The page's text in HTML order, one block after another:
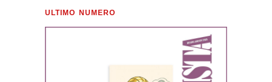
ULTIMO NUMERO